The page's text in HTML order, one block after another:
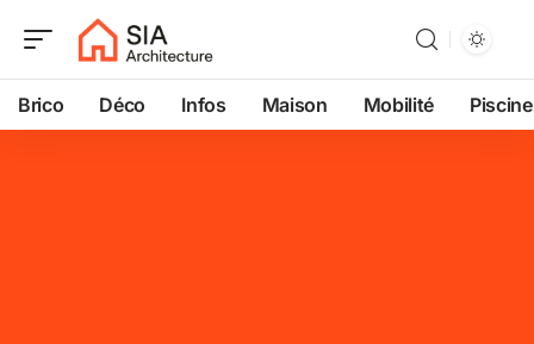
Brico Déco Infos Maison Mobilité Piscine